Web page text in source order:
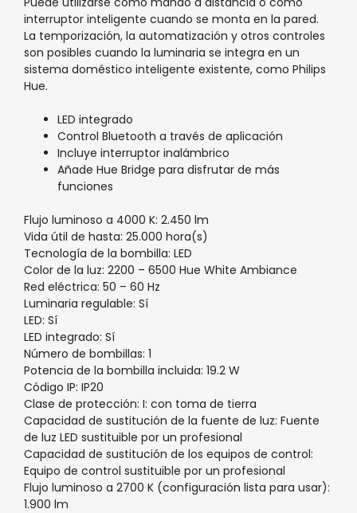
interruptor inteligente cuando se monta en la pared.
La temporización, la automatización y otros controles
son posibles cuando la luminaria se integra en un
sistema doméstico inteligente existente, como Philips
Hue.
LED integrado
Control Bluetooth a través de aplicación
Incluye interruptor inalámbrico
Añade Hue Bridge para disfrutar de más
funciones
Flujo luminoso a 4000 K: 2.450 lm
Vida útil de hasta: 25.000 hora(s)
Tecnología de la bombilla: LED
Color de la luz: 2200 – 6500 Hue White Ambiance
Red eléctrica: 50 – 60 Hz
Luminaria regulable: Sí
LED: Sí
LED integrado: Sí
Número de bombillas: 1
Potencia de la bombilla incluida: 19.2 W
Código IP: IP20
Clase de protección: I: con toma de tierra
Capacidad de sustitución de la fuente de luz: Fuente
de luz LED sustituible por un profesional
Capacidad de sustitución de los equipos de control:
Equipo de control sustituible por un profesional
Flujo luminoso a 2700 K (configuración lista para usar):
1.900 lm